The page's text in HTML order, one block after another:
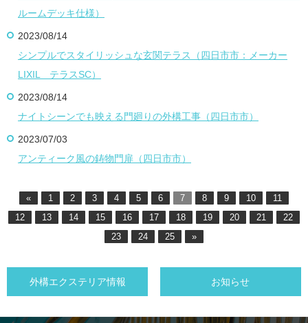
ルームデッキ仕様）
2023/08/14
シンプルでスタイリッシュな玄関テラス（四日市市：メーカー
LIXIL テラスSC）
2023/08/14
ナイトシーンでも映える門廻りの外構工事（四日市市）
2023/07/03
アンティーク風の鋳物門扉（四日市市）
« 1 2 3 4 5 6 7 8 9 10
11
12
13 14 15 16 17 18 19 20 21
22
23
24 25 »
外構エクステリア情報 お知らせ